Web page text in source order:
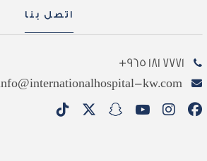
اتصل بنا
7771 181 965+
kw.com